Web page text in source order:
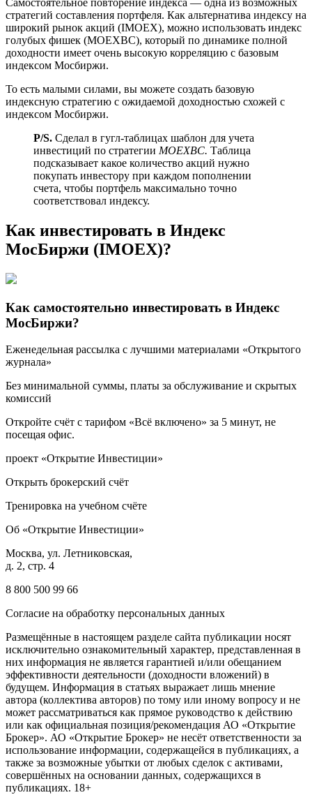
Самостоятельное повторение индекса — одна из возможных
стратегий составления портфеля. Как альтернатива индексу на
широкий рынок акций (IMOEX), можно использовать индекс
голубых фишек (MOEXBC), который по динамике полной
доходности имеет очень высокую корреляцию с базовым
индексом Мосбиржи.
То есть малыми силами, вы можете создать базовую
индексную стратегию с ожидаемой доходностью схожей с
индексом Мосбиржи.
P/S. Сделал в гугл-таблицах шаблон для учета
инвестиций по стратегии MOEXBC. Таблица
подсказывает какое количество акций нужно
покупать инвестору при каждом пополнении
счета, чтобы портфель максимально точно
соответствовал индексу.
Как инвестировать в Индекс
МосБиржи (IMOEX)?
Как самостоятельно инвестировать в Индекс
МосБиржи?
Еженедельная рассылка с лучшими материалами «Открытого
журнала»
Без минимальной суммы, платы за обслуживание и скрытых
комиссий
Откройте счёт с тарифом «Всё включено» за 5 минут, не
посещая офис.
проект «Открытие Инвестиции»
Открыть брокерский счёт
Тренировка на учебном счёте
Об «Открытие Инвестиции»
Москва, ул. Летниковская,
д. 2, стр. 4
8 800 500 99 66
Согласие на обработку персональных данных
Размещённые в настоящем разделе сайта публикации носят
исключительно ознакомительный характер, представленная в
них информация не является гарантией и/или обещанием
эффективности деятельности (доходности вложений) в
будущем. Информация в статьях выражает лишь мнение
автора (коллектива авторов) по тому или иному вопросу и не
может рассматриваться как прямое руководство к действию
или как официальная позиция/рекомендация АО «Открытие
Брокер». АО «Открытие Брокер» не несёт ответственности за
использование информации, содержащейся в публикациях, а
также за возможные убытки от любых сделок с активами,
совершённых на основании данных, содержащихся в
публикациях. 18+